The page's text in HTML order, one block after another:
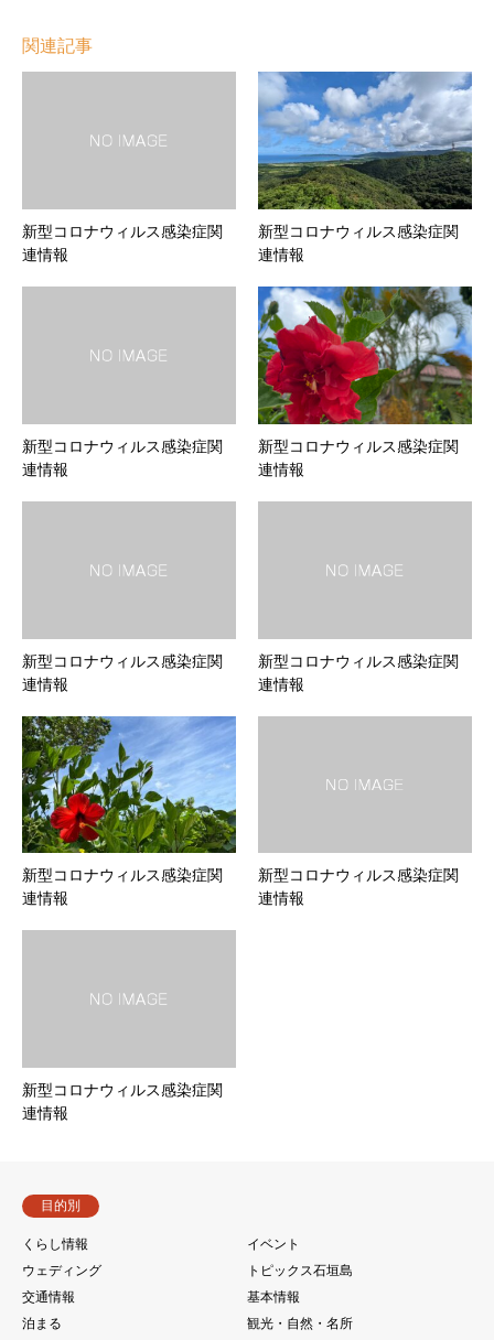
関連記事
新型コロナウィルス感染症関
連情報
新型コロナウィルス感染症関
連情報
新型コロナウィルス感染症関
連情報
新型コロナウィルス感染症関
連情報
新型コロナウィルス感染症関
連情報
新型コロナウィルス感染症関
連情報
新型コロナウィルス感染症関
連情報
新型コロナウィルス感染症関
連情報
新型コロナウィルス感染症関
連情報
目的別
くらし情報
イベント
ウェディング
トピックス石垣島
交通情報
基本情報
泊まる
観光・自然・名所